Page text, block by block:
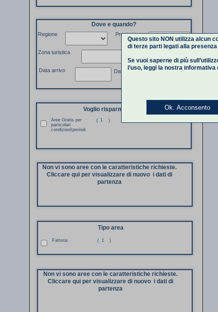
Regione Provincia
Zona turistica
Data partenza
Data arrivo
Dove e quando?
Voglio risparmiare
( 1 )
Aree Gratis per
particolari
condizioni\periodi
Non vi sono aree con le caratteristiche richieste.
Cliccare qui per visualizzare di nuovo i dati di
partenza
Tipo area
Fattoria ( 1 )
Non vi sono aree con le caratteristiche richieste.
Cliccare qui per visualizzare di nuovo i dati di
partenza
Questo sito NON utilizza alcun
di terze parti legati alla
Se vuoi saperne di più
l’uso, leggi la nostra informativa
Ok. Acconsento